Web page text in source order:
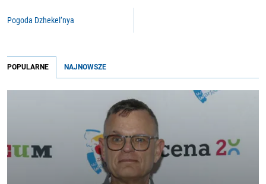
Pogoda Dzhekel’nya
POPULARNE NAJNOWSZE